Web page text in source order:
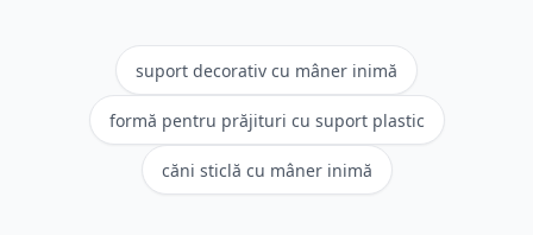
suport decorativ cu mâner inimă
formă pentru prăjituri cu suport plastic
căni sticlă cu mâner inimă